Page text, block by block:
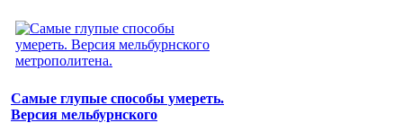
Самые глупые способы умереть.
Версия мельбурнского